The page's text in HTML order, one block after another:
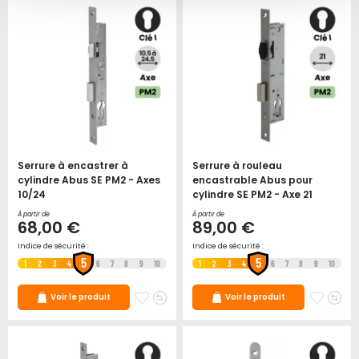
favoris
Serrure à encastrer à
cylindre Abus SE PM2 - Axes
10/24
À partir de
68,00 €
Indice de sécurité :
1 2 3 4 5 6 7 8 9 10
Voir le produit
Ajouter
favoris
Ajouter
Serrure à rouleau
encastrable Abus pour
cylindre SE PM2 - Axe 21
À partir de
89,00 €
Indice de sécurité :
1 2 3 4 5 6 7 8 9 10
Voir le produit